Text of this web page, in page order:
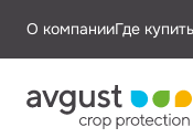
О компанииГде купить